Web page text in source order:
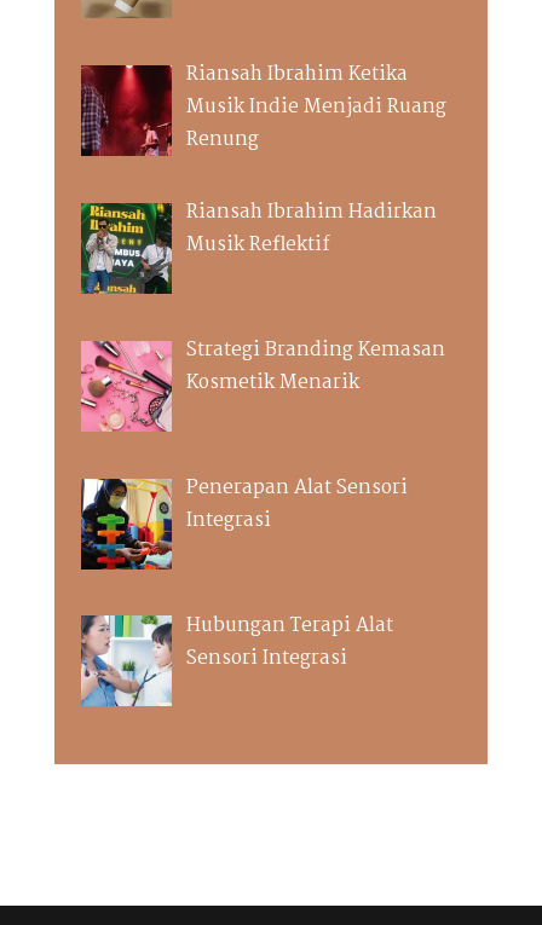
Riansah Ibrahim Ketika
Musik Indie Menjadi Ruang
Renung
Riansah Ibrahim Hadirkan
Musik Reflektif
Strategi Branding Kemasan
Kosmetik Menarik
Penerapan Alat Sensori
Integrasi
Hubungan Terapi Alat
Sensori Integrasi